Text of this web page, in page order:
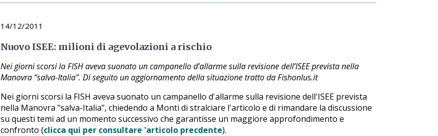
14/12/2011
Nuovo ISEE: milioni di agevolazioni a rischio
Nei giorni scorsi la FISH aveva suonato un campanello d’allarme sulla revisione dell’ISEE prevista nella
Manovra “salva-Italia". Di seguito un aggiornamento della situazione tratto da Fishonlus.it
Nei giorni scorsi la FISH aveva suonato un campanello d'allarme sulla revisione dell'ISEE prevista
nella Manovra "salva-Italia", chiedendo a Monti di stralciare l'articolo e di rimandare la discussione
su questi temi ad un momento successivo che garantisse un maggiore approfondimento e
confronto (clicca qui per consultare 'articolo precdente).